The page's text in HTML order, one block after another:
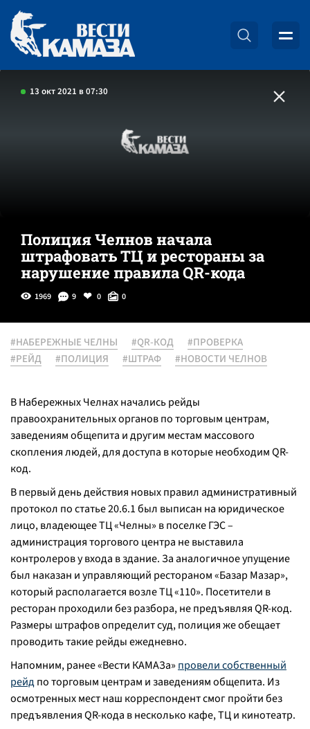
13 окт 2021 в 07:30
Полиция Челнов начала
штрафовать ТЦ и рестораны за
нарушение правила QR-кода
1969 9 0 0
#НАБЕРЕЖНЫЕ ЧЕЛНЫ #QR-КОД
#ПРОВЕРКА
#РЕЙД
#ПОЛИЦИЯ #ШТРАФ #НОВОСТИ ЧЕЛНОВ
В Набережных Челнах начались рейды
правоохранительных органов по торговым центрам,
заведениям общепита и другим местам массового
скопления людей, для доступа в которые необходим QR-
код.
В первый день действия новых правил административный
протокол по статье 20.6.1 был выписан на юридическое
лицо, владеющее ТЦ «Челны» в поселке ГЭС –
администрация торгового центра не выставила
контролеров у входа в здание. За аналогичное упущение
был наказан и управляющий рестораном «Базар Мазар»,
который располагается возле ТЦ «110». Посетители в
ресторан проходили без разбора, не предъявляя QR-код.
Размеры штрафов определит суд, полиция же обещает
проводить такие рейды ежедневно.
Напомним, ранее «Вести КАМАЗа» провели собственный
рейдпо торговым центрам и заведениям общепита. Из
осмотренных мест наш корреспондент смог пройти без
предъявления QR-кода в несколько кафе, ТЦ и кинотеатр.